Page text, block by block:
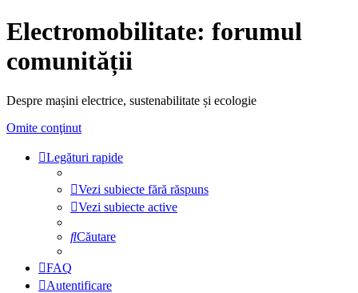
Electromobilitate: forumul
comunității
Despre mașini electrice, sustenabilitate și ecologie
Omite conţinut
Legături rapide
Vezi subiecte fără răspuns
Vezi subiecte active
Căutare
FAQ
Autentificare